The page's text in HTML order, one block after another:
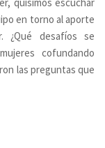
en torno al aporte
¿Qué desafíos se
cofundando
las preguntas que